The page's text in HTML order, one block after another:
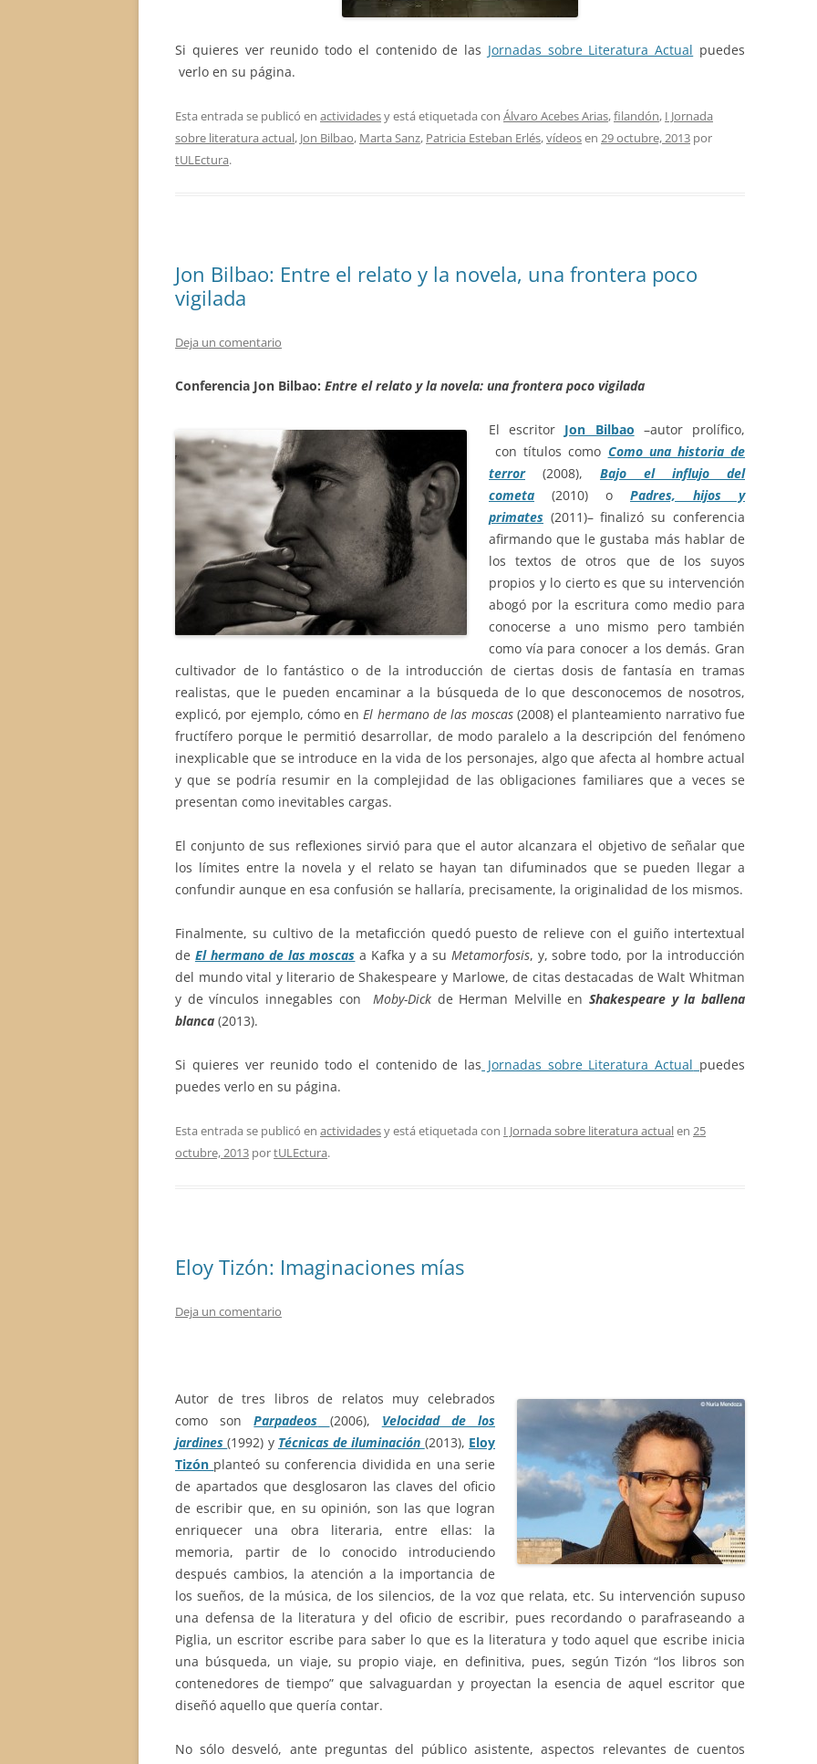
Si quieres ver reunido todo el contenido de las Jornadas sobre Literatura Actual puedes
verlo en su página.
Esta entrada se publicó en actividadesy está etiquetada con Álvaro Acebes Arias,filandón, I Jornada
sobre literatura actual, Jon Bilbao, Marta Sanz, Patricia Esteban Erlés,vídeosen 29 octubre, 2013 por
tULEctura.
Jon Bilbao: Entre el relato y la novela, una frontera poco
vigilada
Deja un comentario
Conferencia Jon Bilbao: Entre el relato y la novela: una frontera poco vigilada
El escritor Jon Bilbao –autor prolífico,
con títulos como Como una historia de
terror(2008), Bajo el influjo del
cometa (2010) o Padres, hijos y
primates (2011)– finalizó su conferencia
afirmando que le gustaba más hablar de
los textos de otros que de los suyos
propios y lo cierto es que su intervención
abogó por la escritura como medio para
conocerse a uno mismo pero también
como vía para conocer a los demás. Gran
cultivador de lo fantástico o de la introducción de ciertas dosis de fantasía en tramas
realistas, que le pueden encaminar a la búsqueda de lo que desconocemos de nosotros,
explicó, por ejemplo, cómo enEl hermano de las moscas(2008) el planteamiento narrativo fue
fructífero porque le permitió desarrollar, de modo paralelo a la descripción del fenómeno
inexplicable que se introduce en la vida de los personajes, algo que afecta al hombre actual
y que se podría resumir en la complejidad de las obligaciones familiares que a veces se
presentan como inevitables cargas.
El conjunto de sus reflexiones sirvió para que el autor alcanzara el objetivo de señalar que
los límites entre la novela y el relato se hayan tan difuminados que se pueden llegar a
confundir aunque en esa confusión se hallaría, precisamente, la originalidad de los mismos.
Finalmente, su cultivo de la metaficción quedó puesto de relieve con el guiño intertextual
de El hermano de las moscas a Kafka y a su Metamorfosis, y, sobre todo, por la introducción
del mundo vital y literario de Shakespeare y Marlowe, de citas destacadas de Walt Whitman
y de vínculos innegables con Moby-Dickde Herman Melville enShakespeare y la ballena
blanca (2013).
Si quieres ver reunido todo el contenido de las Jornadas sobre Literatura Actual puedes
puedes verlo en su página.
Esta entrada se publicó en actividadesy está etiquetada con I Jornada sobre literatura actualen 25
octubre, 2013 portULEctura.
Eloy Tizón: Imaginaciones mías
Deja un comentario
Autor de tres libros de relatos muy celebrados
como sonParpadeos (2006), Velocidad de los
jardines (1992) y Técnicas de iluminación (2013), Eloy
Tizón planteó su conferencia dividida en una serie
de apartados que desglosaron las claves del oficio
de escribir que, en su opinión, son las que logran
enriquecer una obra literaria, entre ellas: la
memoria, partir de lo conocido introduciendo
después cambios, la atención a la importancia de
los sueños, de la música, de los silencios, de la voz que relata, etc. Su intervención supuso
una defensa de la literatura y del oficio de escribir, pues recordando o parafraseando a
Piglia, un escritor escribe para saber lo que es la literatura y todo aquel que escribe inicia
una búsqueda, un viaje, su propio viaje, en definitiva, pues, según Tizón “los libros son
contenedores de tiempo” que salvaguardan y proyectan la esencia de aquel escritor que
diseñó aquello que quería contar.
No sólo desveló, ante preguntas del público asistente, aspectos relevantes de cuentos